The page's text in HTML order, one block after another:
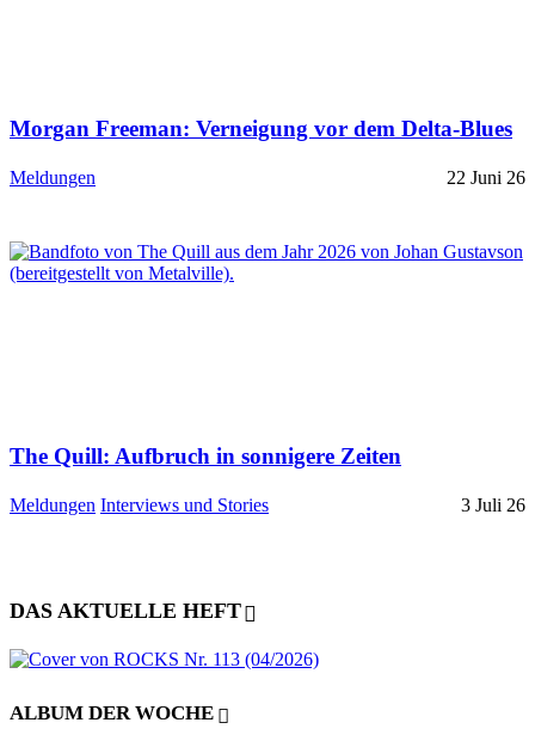
Morgan Freeman: Verneigung vor dem Delta-Blues
Meldungen 22 Juni 26
The Quill: Aufbruch in sonnigere Zeiten
Meldungen Interviews und Stories 3 Juli 26
DAS AKTUELLE HEFT
ALBUM DER WOCHE